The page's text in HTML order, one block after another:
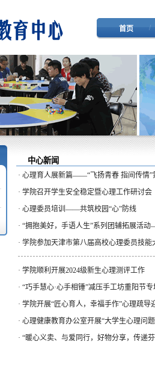
首页 /
中心新闻
· 心理育人展新篇——“飞扬青春 指间传情”
· 学院召开学生安全稳定暨心理工作研讨会
· 心理委员培训——共筑校园“心”防线
· “拥抱美好，手语人生”系列团辅拓展活
· 学院参加天津市第八届高校心理委员技能
· 学院顺利开展2024级新生心理测评工作
· “巧手慧心·心手相锤”减压手工坊重阳节
· 学院开展“匠心育人，幸福手作”心理疏导
· 心理健康教育办公室开展“大学生心理问
· “暖心义卖、与爱同行，好物分享，传